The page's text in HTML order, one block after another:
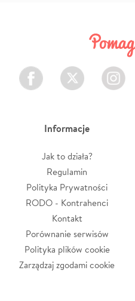
Facebook Twitter Instagram
Informacje
Jak to działa?
Regulamin
Polityka Prywatności
RODO - Kontrahenci
Kontakt
Porównanie serwisów
Polityka plików cookie
Zarządzaj zgodami cookie